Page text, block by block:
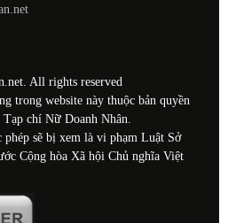
All rights reserved
trong website này thuộc bản quyền
chí Nữ Doanh Nhân.
phép sẽ bị xem là vi phạm Luật Sở
Cộng hòa Xã hội Chủ nghĩa Việt